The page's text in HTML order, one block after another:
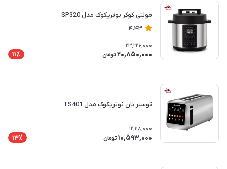
مولتی کوکر نوتریکوک مدل SP320
4.43
23,226,000
20,850,000 تومان 11٪
توستر نان نوتریکوک مدل ‎TS401
12,118,000
10,593,000 تومان 13٪